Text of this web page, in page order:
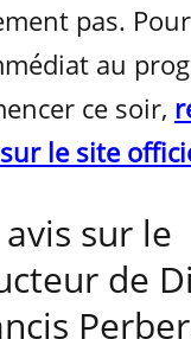
pas.
au
ce soir,
le site
sur le
de